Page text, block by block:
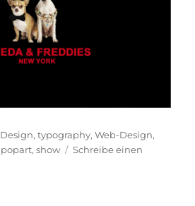
Kategorien
Design,typography,Web-Design,
popart,show
Schreibe einen